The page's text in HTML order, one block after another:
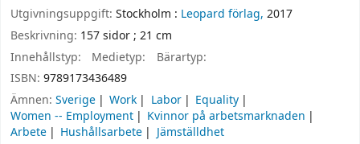
Utgivningsuppgift: Stockholm : Leopard förlag, 2017
Beskrivning: 157 sidor ; 21 cm
Innehållstyp:
Medietyp:
Bärartyp:
ISBN: 9789173436489
Ämnen: Sverige Work Labor
Equality
Women -- Employment
Kvinnor på arbetsmarknaden
Arbete
Hushållsarbete
Jämställdhet